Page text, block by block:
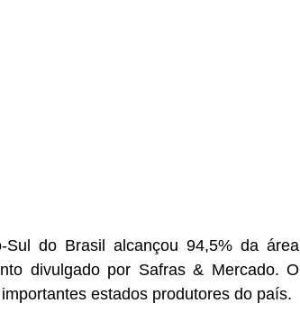
do Brasil alcançou 94,5% da área
divulgado por Safras & Mercado. O
estados produtores do país.